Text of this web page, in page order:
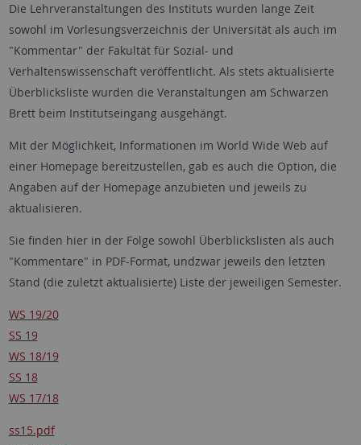
Die Lehrveranstaltungen des Instituts wurden lange Zeit
sowohl im Vorlesungsverzeichnis der Universität als auch im
"Kommentar" der Fakultät für Sozial- und
Verhaltenswissenschaft veröffentlicht. Als stets aktualisierte
Überblicksliste wurden die Veranstaltungen am Schwarzen
Brett beim Institutseingang ausgehängt.
Mit der Möglichkeit, Informationen im World Wide Web auf
einer Homepage bereitzustellen, gab es auch die Option, die
Angaben auf der Homepage anzubieten und jeweils zu
aktualisieren.
Sie finden hier in der Folge sowohl Überblickslisten als auch
"Kommentare" in PDF-Format, undzwar jeweils den letzten
Stand (die zuletzt aktualisierte) Liste der jeweiligen Semester.
WS 19/20
SS 19
WS 18/19
SS 18
WS 17/18
ss15.pdf